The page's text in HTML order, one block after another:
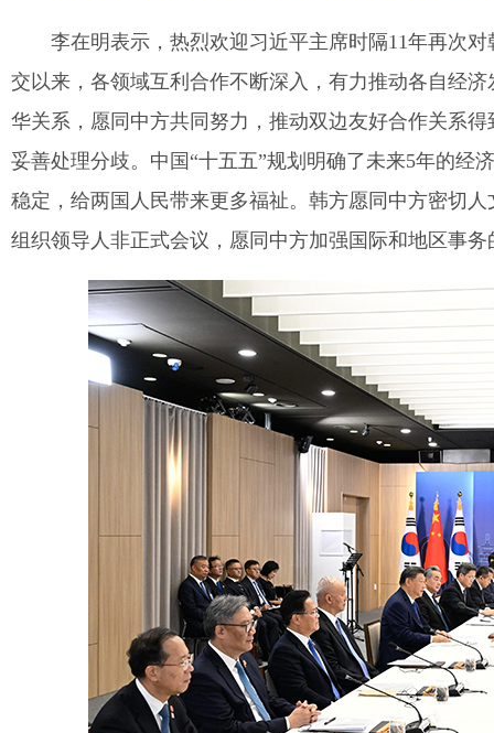
李在明表示，热烈欢迎习近平主席时隔11年再次
交以来，各领域互利合作不断深入，有力推动各自经
华关系，愿同中方共同努力，推动双边友好合作关系
妥善处理分歧。中国“十五五”规划明确了未来5年的经
稳定，给两国人民带来更多福祉。韩方愿同中方密切
组织领导人非正式会议，愿同中方加强国际和地区事